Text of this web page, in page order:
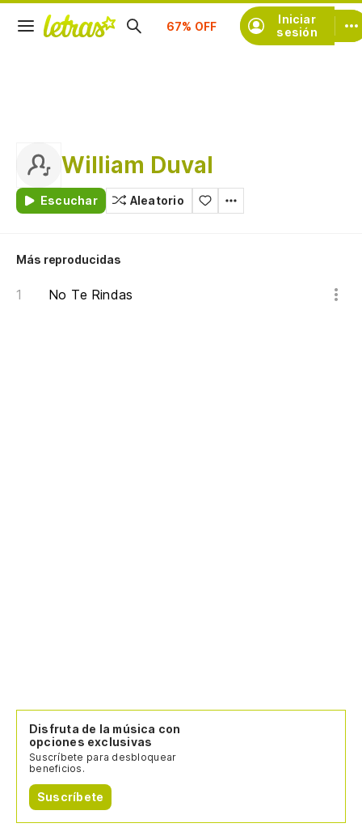
Iniciar
sesión
Suscríbete
William Duval
Escuchar Aleatorio
Más reproducidas
No Te Rindas
Disfruta de la música con
opciones exclusivas
Suscríbete para desbloquear
beneficios.
Suscríbete